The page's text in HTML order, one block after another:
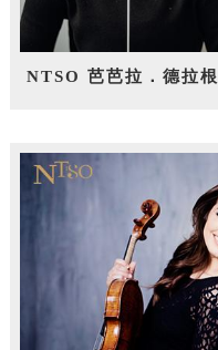
NTSO 芭芭拉．德拉